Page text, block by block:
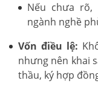
Nếu chưa
ngành nghề
Vốn điều lệ:
nhưng nên khai
thầu, ký hợp